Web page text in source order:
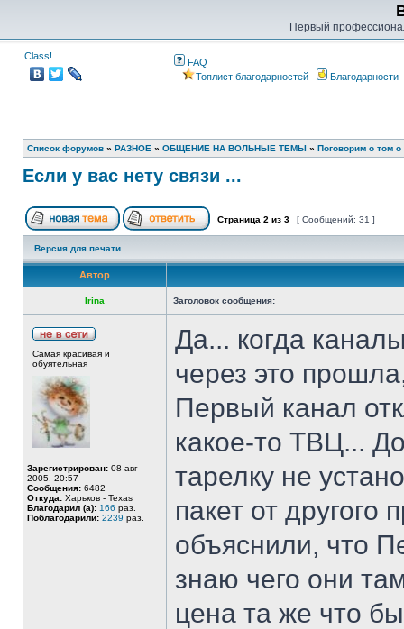
Первый
Class!
FAQ
Топлист благодарностей
Благодарности
Список форумов » РАЗНОЕ » ОБЩЕНИЕ НА ВОЛЬНЫЕ ТЕМЫ » Поговорим о том о
Если у вас нету связи ...
Страница 2 из 3 [ Сообщений: 31 ]
Версия для печати
Автор
Irina Заголовок сообщения:
Самая красивая и
обуятельная
Зарегистрирован: 08 авг
2005, 20:57
Сообщения: 6482
Откуда: Харьков - Texas
Благодарил (а): 166 раз.
Поблагодарили: 2239 раз.
Да... когда
через это
Первый канал
какое-то ТВЦ...
тарелку не
пакет от
объяснили, что
знаю чего они
цена та же что